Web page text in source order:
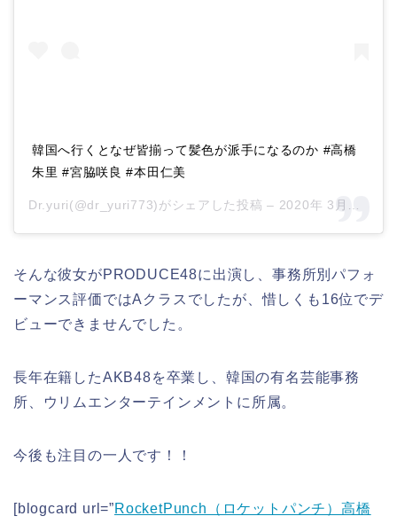
韓国へ行くとなぜ皆揃って髪色が派手になるのか #高橋
朱里 #宮脇咲良 #本田仁美
Dr.yuri(@dr_yuri773)がシェアした投稿 – 2020年 3月月3日午後11時02分PST
そんな彼女がPRODUCE48に出演し、事務所別パフォ
ーマンス評価ではAクラスでしたが、惜しくも16位でデ
ビューできませんでした。
長年在籍したAKB48を卒業し、韓国の有名芸能事務
所、ウリムエンターテインメントに所属。
今後も注目の一人です！！
[blogcard url=”RocketPunch（ロケットパンチ）高橋